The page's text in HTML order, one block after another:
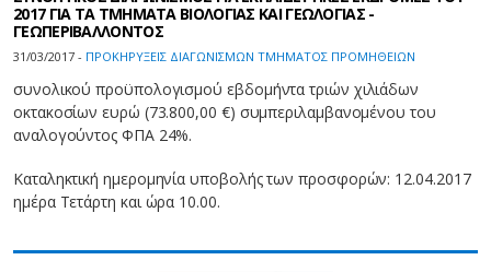
2017 ΓΙΑ ΤΑ ΤΜΗΜΑΤΑ ΒΙΟΛΟΓΙΑΣ ΚΑΙ ΓΕΩΛΟΓΙΑΣ -
ΓΕΩΠΕΡΙΒΑΛΛΟΝΤΟΣ
31/03/2017 - ΠΡΟΚΗΡΥΞΕΙΣ ΔΙΑΓΩΝΙΣΜΩΝ ΤΜΗΜΑΤΟΣ ΠΡΟΜΗΘΕΙΩΝ
συνολικού προϋπολογισμού εβδομήντα τριών χιλιάδων
οκτακοσίων ευρώ (73.800,00 €) συμπεριλαμβανομένου του
αναλογούντος ΦΠΑ 24%.
Καταληκτική ημερομηνία υποβολής των προσφορών: 12.04.2017
ημέρα Τετάρτη και ώρα 10.00.